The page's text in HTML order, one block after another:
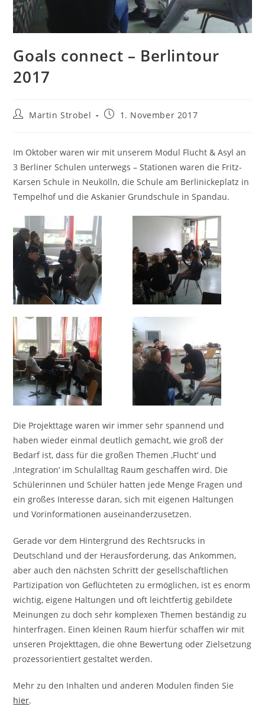
Goals connect – Berlintour
2017
Beitrags-
Martin Strobel
Beitrag1. November 2017
Im Oktober waren wir mit unserem Modul Flucht & Asyl an
3 Berliner Schulen unterwegs – Stationen waren die Fritz-
Karsen Schule in Neukölln, die Schule am Berlinickeplatz in
Tempelhof und die Askanier Grundschule in Spandau.
Die Projekttage waren wir immer sehr spannend und
haben wieder einmal deutlich gemacht, wie groß der
Bedarf ist, dass für die großen Themen ‚Flucht‘ und
‚Integration‘ im Schulalltag Raum geschaffen wird. Die
Schülerinnen und Schüler hatten jede Menge Fragen und
ein großes Interesse daran, sich mit eigenen Haltungen
und Vorinformationen auseinanderzusetzen.
Gerade vor dem Hintergrund des Rechtsrucks in
Deutschland und der Herausforderung, das Ankommen,
aber auch den nächsten Schritt der gesellschaftlichen
Partizipation von Geflüchteten zu ermöglichen, ist es enorm
wichtig, eigene Haltungen und oft leichtfertig gebildete
Meinungen zu doch sehr komplexen Themen beständig zu
hinterfragen. Einen kleinen Raum hierfür schaffen wir mit
unseren Projekttagen, die ohne Bewertung oder Zielsetzung
prozessorientiert gestaltet werden.
Mehr zu den Inhalten und anderen Modulen finden Sie
hier.